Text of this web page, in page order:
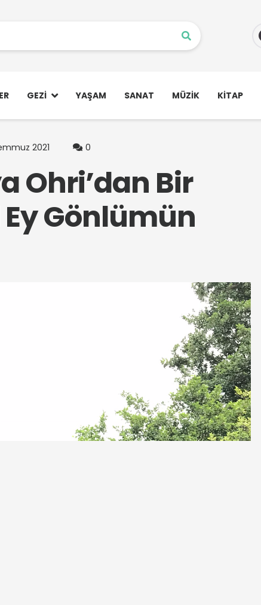
GEZI YAŞAM SANAT MÜZIK KITAP
2021 0
Ohri’dan Bir
Gönlümün